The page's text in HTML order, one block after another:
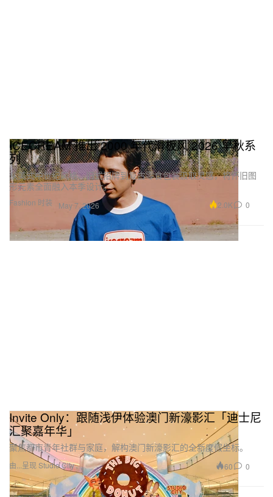
Fashion 时装
ICECREAM 推出 2000 年代滑板风 2026 早秋系
列
从美式中世纪风格、旧式招牌到复古零食包装汲取灵感，将怀旧图
形元素全面融入本季设计。
May 7, 2026 2.0K 0
Invite Only：跟随浅伊体验澳门新濠影汇「迪士尼
汇聚嘉年华」
聚焦都市青年社群与家庭，解构澳门新濠影汇的全新度假坐标。
由...呈现 Studio City 60 0